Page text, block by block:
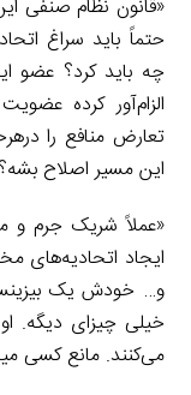
حتماً باید سراغ
چه باید کرد؟ عضو
الزام‌آور کرده
تعارض منافع را
این مسیر اصلاح
«عملاً شریک جرم و
ایجاد اتحادیه‌های
و… خودش یک
خیلی چیزای دیگه.
می‌کنند. مانع کسی